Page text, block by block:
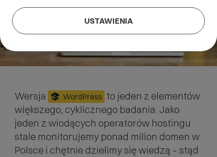
Wersja WordPress to jeden z elementów
większego, cyklicznego badania. Jako
jeden z wiodących operatorów hostingu
stale monitorujemy ponad milion domen w
Polsce i chętnie dzielimy się wiedzą – stąd
USTAWIENIA